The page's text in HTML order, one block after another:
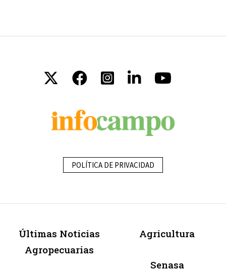
POLÍTICA DE PRIVACIDAD
Últimas Noticias
Agropecuarias
Agricultura
Senasa